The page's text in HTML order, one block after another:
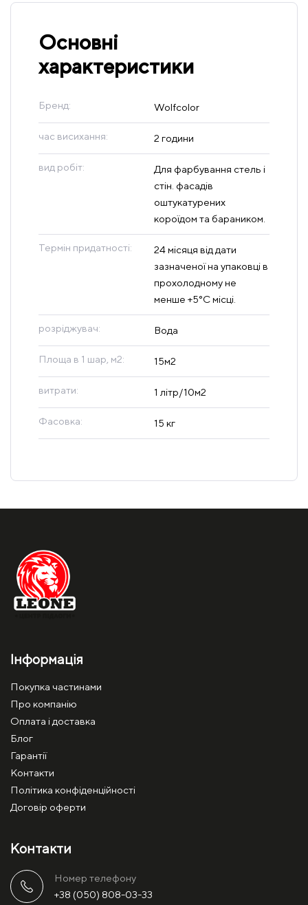
Основні
характеристики
Бренд: Wolfcolor
час висихання: 2 години
вид робіт:
Для фарбування стель і
стін. фасадів
оштукатурених
короїдом та бараником.
Термін придатності:
24 місяця від дати
зазначеної на упаковці в
прохолодному не
менше +5°C місці.
розріджувач: Вода
Площа в 1 шар, м2: 15м2
витрати: 1 літр/10м2
Фасовка: 15 кг
Інформація
Покупка частинами
Про компанію
Оплата і доставка
Блог
Гарантії
Контакти
Політика конфіденційності
Договір оферти
Контакти
Номер телефону
+38 (050) 808-03-33